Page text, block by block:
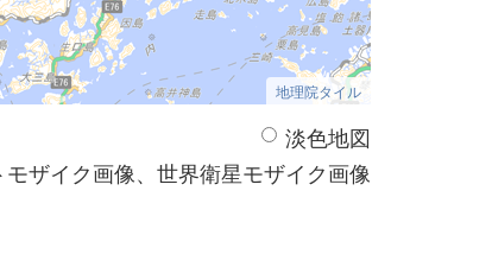
地理院タイル
淡色地図
ザイク画像、世界衛星モザイク画像